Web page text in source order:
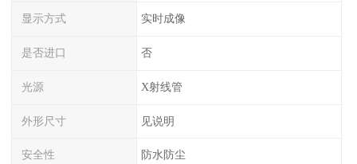
显示方式 实时成像
是否进口 否
光源 X射线管
外形尺寸 见说明
安全性 防水防尘